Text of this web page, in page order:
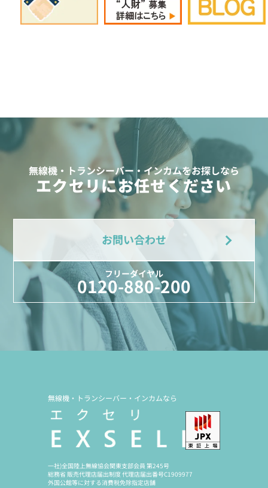
無線機・トランシーバー・インカムをお探しなら
エクセリにお任せください
お問い合わせ
フリーダイヤル
0120-880-200
無線機・トランシーバー・インカムなら
一社)全国陸上無線協会関東支部会員 第245号
総務省 販売代理店届出制度 代理店届出番号C1909977
外国公館等に対する消費税免除指定店舗